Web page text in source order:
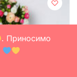
. Приносимо